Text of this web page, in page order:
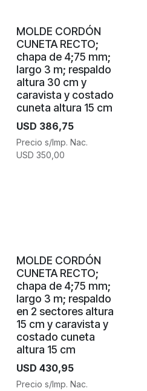
MOLDE CORDÓN
CUNETA RECTO;
chapa de 4;75 mm;
largo 3 m; respaldo
altura 30 cm y
caravista y costado
cuneta altura 15 cm
USD 386,75
Precio s/Imp. Nac.
USD 350,00
MOLDE CORDÓN
CUNETA RECTO;
chapa de 4;75 mm;
largo 3 m; respaldo
en 2 sectores altura
15 cm y caravista y
costado cuneta
altura 15 cm
USD 430,95
Precio s/Imp. Nac.